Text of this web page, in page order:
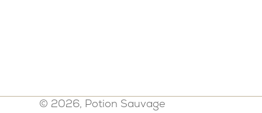
© 2026, Potion Sauvage